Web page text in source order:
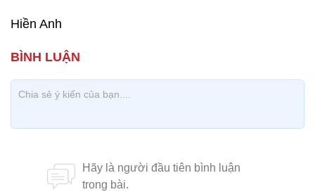
Hiền Anh